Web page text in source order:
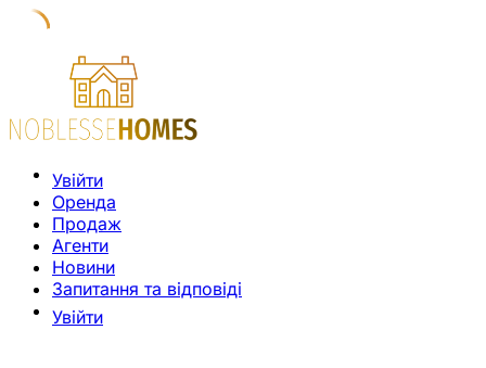
Увійти
Оренда
Продаж
Агенти
Новини
Запитання та відповіді
Увійти